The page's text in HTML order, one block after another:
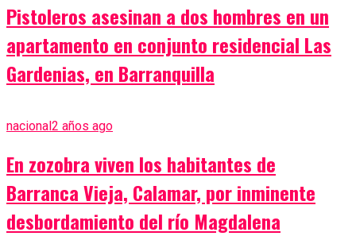
Pistoleros asesinan a dos hombres en un
apartamento en conjunto residencial Las
Gardenias, en Barranquilla
nacional2 años ago
En zozobra viven los habitantes de
Barranca Vieja, Calamar, por inminente
desbordamiento del río Magdalena